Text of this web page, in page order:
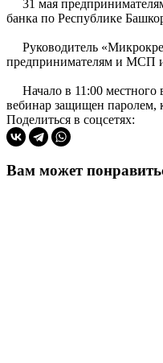
31 мая
банка по Республике
Руководитель
предпринимателям и МСП
Начало в 11:00 местного
вебинар защищен паролем,
Поделиться в соцсетях:
Вам может